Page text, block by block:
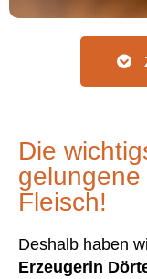
Die
Fleisch!
Deshalb haben
Erzeugerin